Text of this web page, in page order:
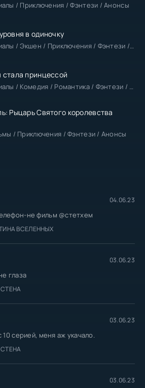
/ Приключения / Фэнтези / Анонсы
в одиночку
Аниме сериалы / Экшен / Приключения / Фэнтези / Анонсы
принцессой
Аниме сериалы / Комедия / Романтика / Фэнтези / Анонсы
Рыцарь Святого королевства
/ Приключения / Фэнтези / Анонсы
04.06.23
не фильм @стетхем
ВСЕЛЕННЫХ
03.06.23
глаза
03.06.23
серией, меня аж укачало.
03.06.23